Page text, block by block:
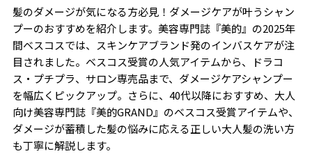
髪のダメージが気になる方必見！ダメージケアが叶うシャン
プーのおすすめを紹介します。美容専門誌『美的』の2025年
間ベスコスでは、スキンケアブランド発のインバスケアが注
目されました。ベスコス受賞の人気アイテムから、ドラコ
ス・プチプラ、サロン専売品まで、ダメージケアシャンプー
を幅広くピックアップ。さらに、40代以降におすすめ、大人
向け美容専門誌『美的GRAND』のベスコス受賞アイテムや、
ダメージが蓄積した髪の悩みに応える正しい大人髪の洗い方
も丁寧に解説します。